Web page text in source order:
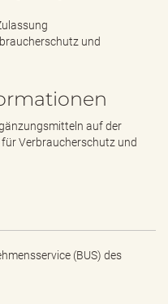
und
auf der
Verbraucherschutz und
(BUS) des